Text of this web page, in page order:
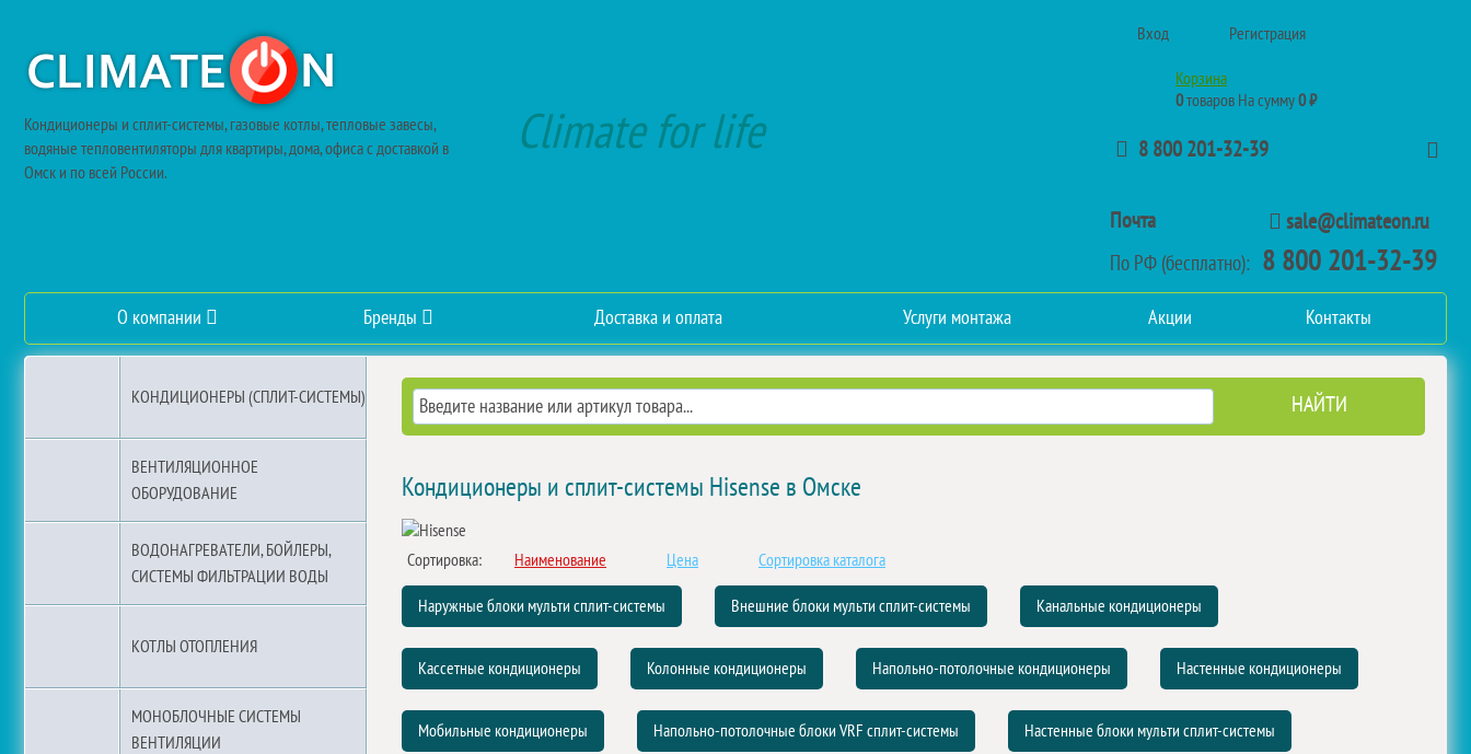
Кондиционеры и сплит-системы, газовые котлы, тепловые завесы,
водяные тепловентиляторы для квартиры, дома, офиса с доставкой в
Омск и по всей России.
Climate for life
Вход Регистрация
Корзина
0товаров На сумму0 ₽
8 800 201-32-39
Почта sale@climateon.ru
По РФ (бесплатно): 8 800 201-32-39
О компании Бренды Доставка и оплата Услуги монтажа Акции Контакты
КОНДИЦИОНЕРЫ (СПЛИТ-СИСТЕМЫ)
ВЕНТИЛЯЦИОННОЕ
ОБОРУДОВАНИЕ
ВОДОНАГРЕВАТЕЛИ, БОЙЛЕРЫ,
СИСТЕМЫ ФИЛЬТРАЦИИ ВОДЫ
КОТЛЫ ОТОПЛЕНИЯ
МОНОБЛОЧНЫЕ СИСТЕМЫ
ВЕНТИЛЯЦИИ
Кондиционеры и сплит-системы Hisense в Омске
Сортировка: Наименование Цена Сортировка каталога
Наружные блоки мульти сплит-системы Внешние блоки мульти сплит-системы Канальные кондиционеры
Кассетные кондиционеры Колонные кондиционеры Напольно-потолочные кондиционеры Настенные кондиционеры
Мобильные кондиционеры Напольно-потолочные блоки VRF сплит-системы Настенные блоки мульти сплит-системы